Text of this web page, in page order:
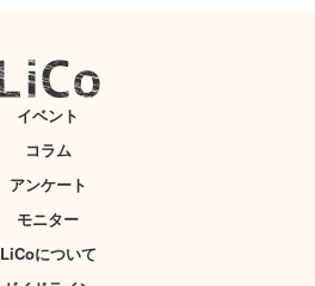
イベント
コラム
アンケート
モニター
LiCoについて